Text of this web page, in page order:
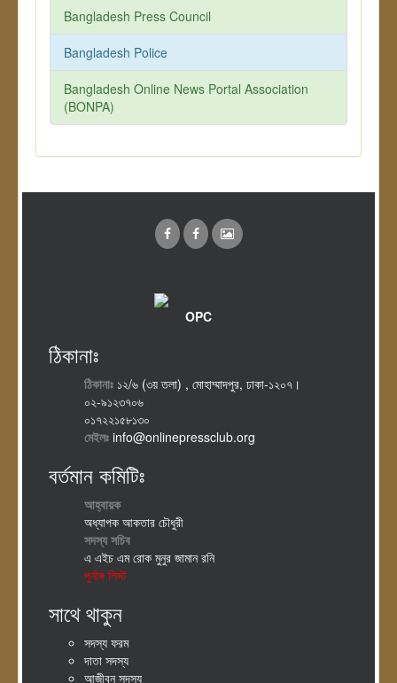
Bangladesh Press Council
Bangladesh Police
Bangladesh Online News Portal Association
(BONPA)
OPC
ঠিকানাঃ
ঠিকানাঃ ১২/৬ (৩য় তলা) , মোহাম্মাদপুর, ঢাকা-১২০৭।
০২-৯১২৩৭০৬
০১৭২২১৫৮১৩০
মেইলঃ info@onlinepressclub.org
বর্তমান কমিটিঃ
আহ্বায়ক
অধ্যাপক আকতার চৌধুরী
সদস্য সচিব
এ এইচ এম রোক মুনুর জামান রনি
পুর্নাঙ্গ লিস্ট
সাথে থাকুন
সদস্য ফরম
দাতা সদস্য
আজীবন সদস্য